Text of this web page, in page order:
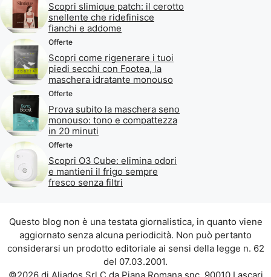
Scopri slimique patch: il cerotto
snellente che ridefinisce
fianchi e addome
Offerte
Scopri come rigenerare i tuoi
piedi secchi con Footea, la
maschera idratante monouso
Offerte
Prova subito la maschera seno
monouso: tono e compattezza
in 20 minuti
Offerte
Scopri O3 Cube: elimina odori
e mantieni il frigo sempre
fresco senza filtri
Questo blog non è una testata giornalistica, in quanto viene
aggiornato senza alcuna periodicità. Non può pertanto
considerarsi un prodotto editoriale ai sensi della legge n. 62
del 07.03.2001.